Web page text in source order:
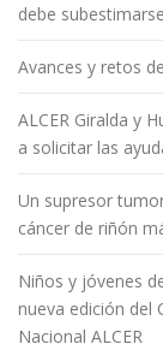
debe subestimarse
Avances y retos
ALCER Giralda y
a solicitar las
Un supresor
cáncer de riñón
Niños y jóvenes
nueva edición del
Nacional ALCER